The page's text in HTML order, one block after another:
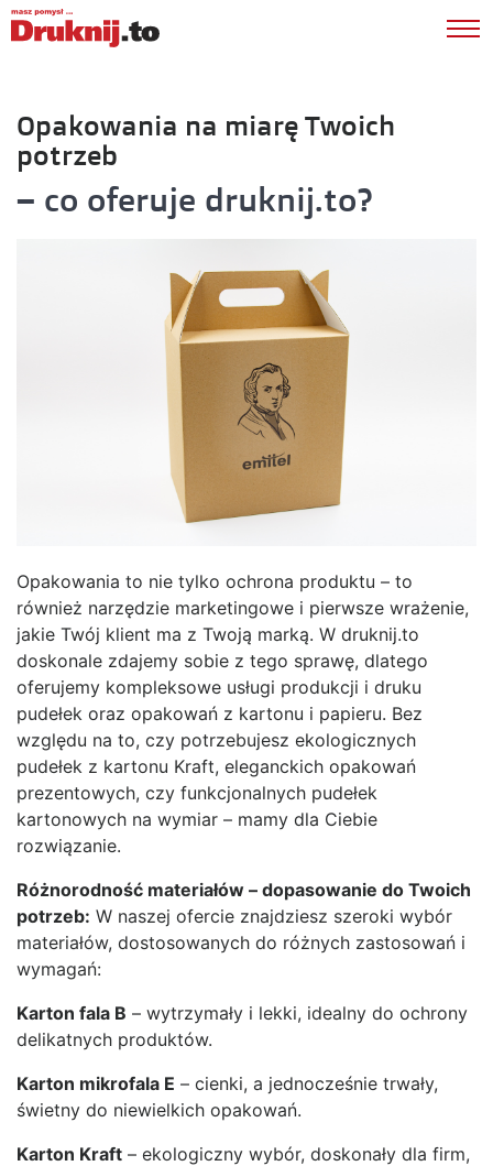
Opakowania na miarę Twoich
potrzeb
– co oferuje druknij.to?
Opakowania to nie tylko ochrona produktu – to
również narzędzie marketingowe i pierwsze wrażenie,
jakie Twój klient ma z Twoją marką. W druknij.to
doskonale zdajemy sobie z tego sprawę, dlatego
oferujemy kompleksowe usługi produkcji i druku
pudełek oraz opakowań z kartonu i papieru. Bez
względu na to, czy potrzebujesz ekologicznych
pudełek z kartonu Kraft, eleganckich opakowań
prezentowych, czy funkcjonalnych pudełek
kartonowych na wymiar – mamy dla Ciebie
rozwiązanie.
Różnorodność materiałów – dopasowanie do Twoich
potrzeb: W naszej ofercie znajdziesz szeroki wybór
materiałów, dostosowanych do różnych zastosowań i
wymagań:
Karton fala B – wytrzymały i lekki, idealny do ochrony
delikatnych produktów.
Karton mikrofala E – cienki, a jednocześnie trwały,
świetny do niewielkich opakowań.
Karton Kraft – ekologiczny wybór, doskonały dla firm,